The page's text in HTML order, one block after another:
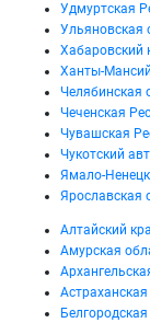
Удмуртская
Ульяновская
Хабаровский
Ханты-
Челябинская
Чеченская
Чувашская
Чукотский
Ямало-
Ярославская
Алтайский
Амурская